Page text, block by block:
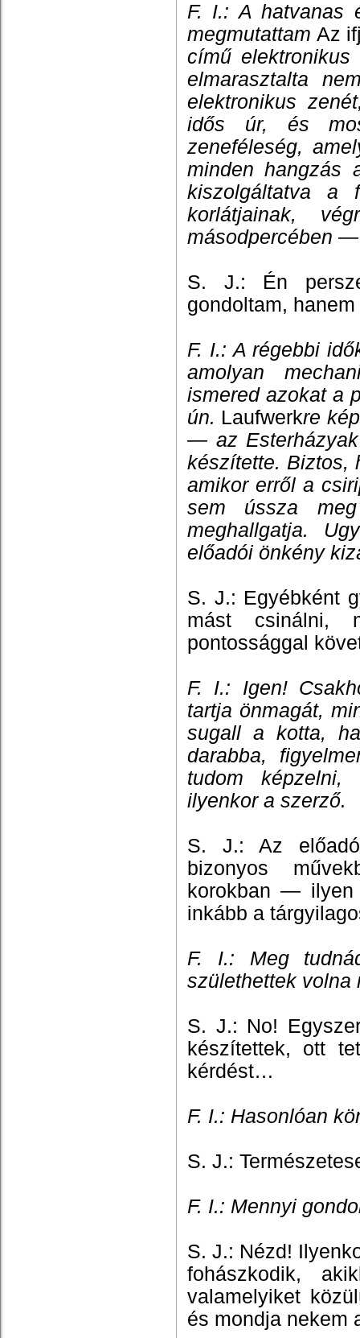
F. I.: A hatvanas
megmutattamAz
című
elmarasztalta
elektronikus
idős úr, és
zeneféleség,
minden hangzás
kiszolgáltatva a
korlátjainak,
másodpercében
S. J.: Én
gondoltam,
F. I.: A régebbi
amolyan
ismered azokat a
ún. Laufwerkre
— az
készítette. Biztos,
amikor erről a
sem ússza
meghallgatja.
előadói önkény
S. J.: Egyébként
mást csinálni,
pontossággal
F. I.: Igen!
tartja önmagát,
sugall a kotta,
darabba,
tudom képzelni,
ilyenkor a szerző.
S. J.: Az előadó
bizonyos
korokban —
inkább a
F. I.: Meg
születhettek volna
S. J.: No!
készítettek, ott
kérdést…
F. I.: Hasonlóan
S. J.:
F. I.: Mennyi
S. J.: Nézd!
fohászkodik,
valamelyiket
és mondja nekem